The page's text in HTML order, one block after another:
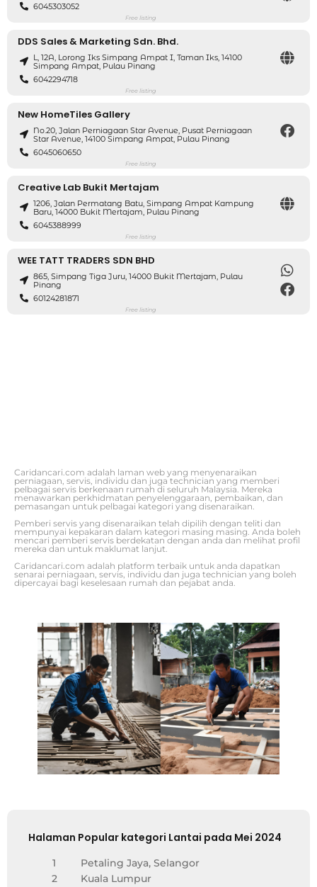
6045303052
Free listing
DDS Sales & Marketing Sdn. Bhd.
L, 12A, Lorong Iks Simpang Ampat I, Taman Iks, 14100
Simpang Ampat, Pulau Pinang
6042294718
Free listing
New HomeTiles Gallery
No.20, Jalan Perniagaan Star Avenue, Pusat Perniagaan
Star Avenue, 14100 Simpang Ampat, Pulau Pinang
6045060650
Free listing
Creative Lab Bukit Mertajam
1206, Jalan Permatang Batu, Simpang Ampat Kampung
Baru, 14000 Bukit Mertajam, Pulau Pinang
6045388999
Free listing
WEE TATT TRADERS SDN BHD
865, Simpang Tiga Juru, 14000 Bukit Mertajam, Pulau
Pinang
60124281871
Free listing
Caridancari.com adalah laman web yang menyenaraikan
perniagaan, servis, individu dan juga technician yang memberi
pelbagai servis berkenaan rumah di seluruh Malaysia. Mereka
menawarkan perkhidmatan penyelenggaraan, pembaikan, dan
pemasangan untuk pelbagai kategori yang disenaraikan.
Pemberi servis yang disenaraikan telah dipilih dengan teliti dan
mempunyai kepakaran dalam kategori masing masing. Anda boleh
mencari pemberi servis berdekatan dengan anda dan melihat profil
mereka dan untuk maklumat lanjut.
Caridancari.com adalah platform terbaik untuk anda dapatkan
senarai perniagaan, servis, individu dan juga technician yang boleh
dipercayai bagi keselesaan rumah dan pejabat anda.
Halaman Popular kategori Lantai pada Mei 2024
1
Petaling Jaya, Selangor
2
Kuala Lumpur